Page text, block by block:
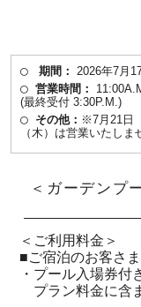
期間： 2026年7月
営業時間：
(最終受付 3:30P.M.)
その他： ※7月21日
（木）は営業いたしま
＜ガーデンプ
＜ご利用料金＞
■ご宿泊のお客さま
・プール入場券付
プラン料金に含